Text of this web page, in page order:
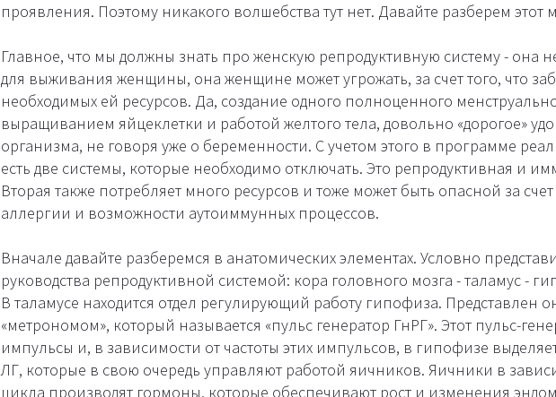
проявления. Поэтому никакого волшебства тут нет. Давайте разберем этот
Главное, что мы должны знать про женскую репродуктивную систему - она
для выживания женщины, она женщине может угрожать, за счет того, что
необходимых ей ресурсов. Да, создание одного полноценного
выращиванием яйцеклетки и работой желтого тела, довольно «дорогое»
организма, не говоря уже о беременности. С учетом этого в программе
есть две системы, которые необходимо отключать. Это репродуктивная и
Вторая также потребляет много ресурсов и тоже может быть опасной за
аллергии и возможности аутоиммунных процессов.
Вначале давайте разберемся в анатомических элементах. Условно
руководства репродуктивной системой: кора головного мозга - таламус -
В таламусе находится отдел регулирующий работу гипофиза. Представлен
«метрономом», который называется «пульс генератор ГнРГ». Этот пульс-
импульсы и, в зависимости от частоты этих импульсов, в гипофизе
ЛГ, которые в свою очередь управляют работой яичников. Яичники в
цикла производят гормоны, которые обеспечивают рост и изменения